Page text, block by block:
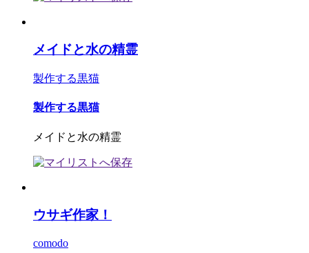
メイドと水の精霊
製作する黒猫
製作する黒猫
メイドと水の精霊
ウサギ作家！
comodo